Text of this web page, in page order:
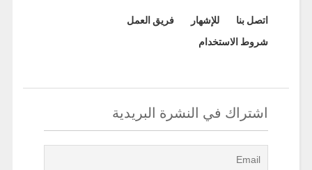
اتصل بنا للإشهار
فريق العمل
شروط الاستخدام
اشتراك في النشرة البريدية